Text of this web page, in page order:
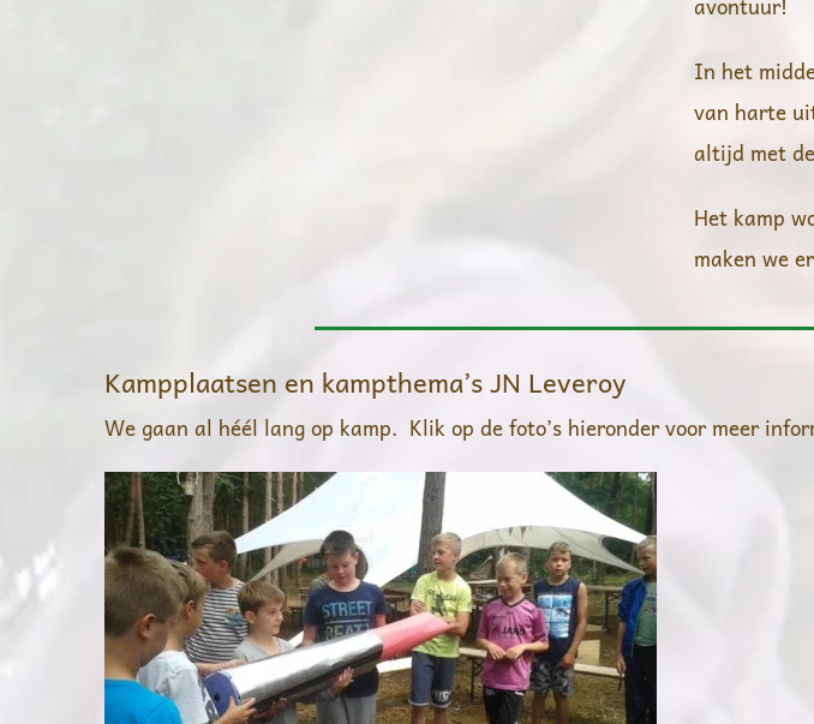
In het
van harte
altijd met
Het kamp
maken we
Kampplaatsen en kampthema’s JN Leveroy
We gaan al héél lang op kamp. Klik op de foto’s hieronder voor meer
Kampweek 2016 Heythuysen
Kampweken